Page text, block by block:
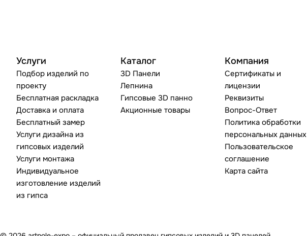
Услуги
Подбор изделий по
проекту
Бесплатная раскладка
Доставка и оплата
Бесплатный замер
Услуги дизайна из
гипсовых изделий
Услуги монтажа
Индивидуальное
изготовление изделий
из гипса
Каталог
3D Панели
Лепнина
Гипсовые 3D панно
Акционные товары
Компания
Сертификаты и
лицензии
Реквизиты
Вопрос-Ответ
Политика обработки
персональных данных
Пользовательское
соглашение
Карта сайта